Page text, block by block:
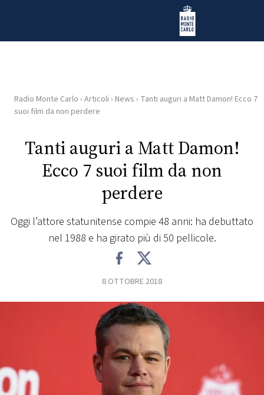
Radio Monte Carlo
HOME
RADIO
PLAYLIST
Radio Monte Carlo › Articoli › News › Tanti auguri a Matt Damon! Ecco 7
suoi film da non perdere
Tanti auguri a Matt Damon!
Ecco 7 suoi film da non
perdere
Oggi l’attore statunitense compie 48 anni: ha debuttato
nel 1988 e ha girato più di 50 pellicole.
8 OTTOBRE 2018